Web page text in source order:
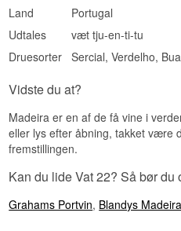
Land
Portugal
Udtales
væt tju-en-ti-tu
Druesorter
Sercial, Verdelho,
Vidste du at?
Madeira er en af de få vine i
eller lys efter åbning, takket være
fremstillingen.
Kan du lide Vat 22? Så bør du
Grahams Portvin, Blandys